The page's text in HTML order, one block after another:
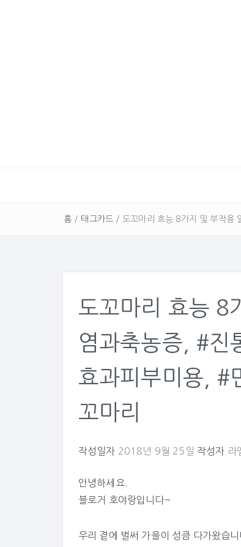
홈 / 태그카드 / 도꼬마리 효능 8가지 및 부작용
도꼬마리 효능 8
염과축농증, #진
효과피부미용, #
꼬마리
작성일자 2018년 9월 25일 작성자 라
안녕하세요.
블로거 호야랑입니다~
우리 곁에 벌써 가을이 성큼 다가왔습니